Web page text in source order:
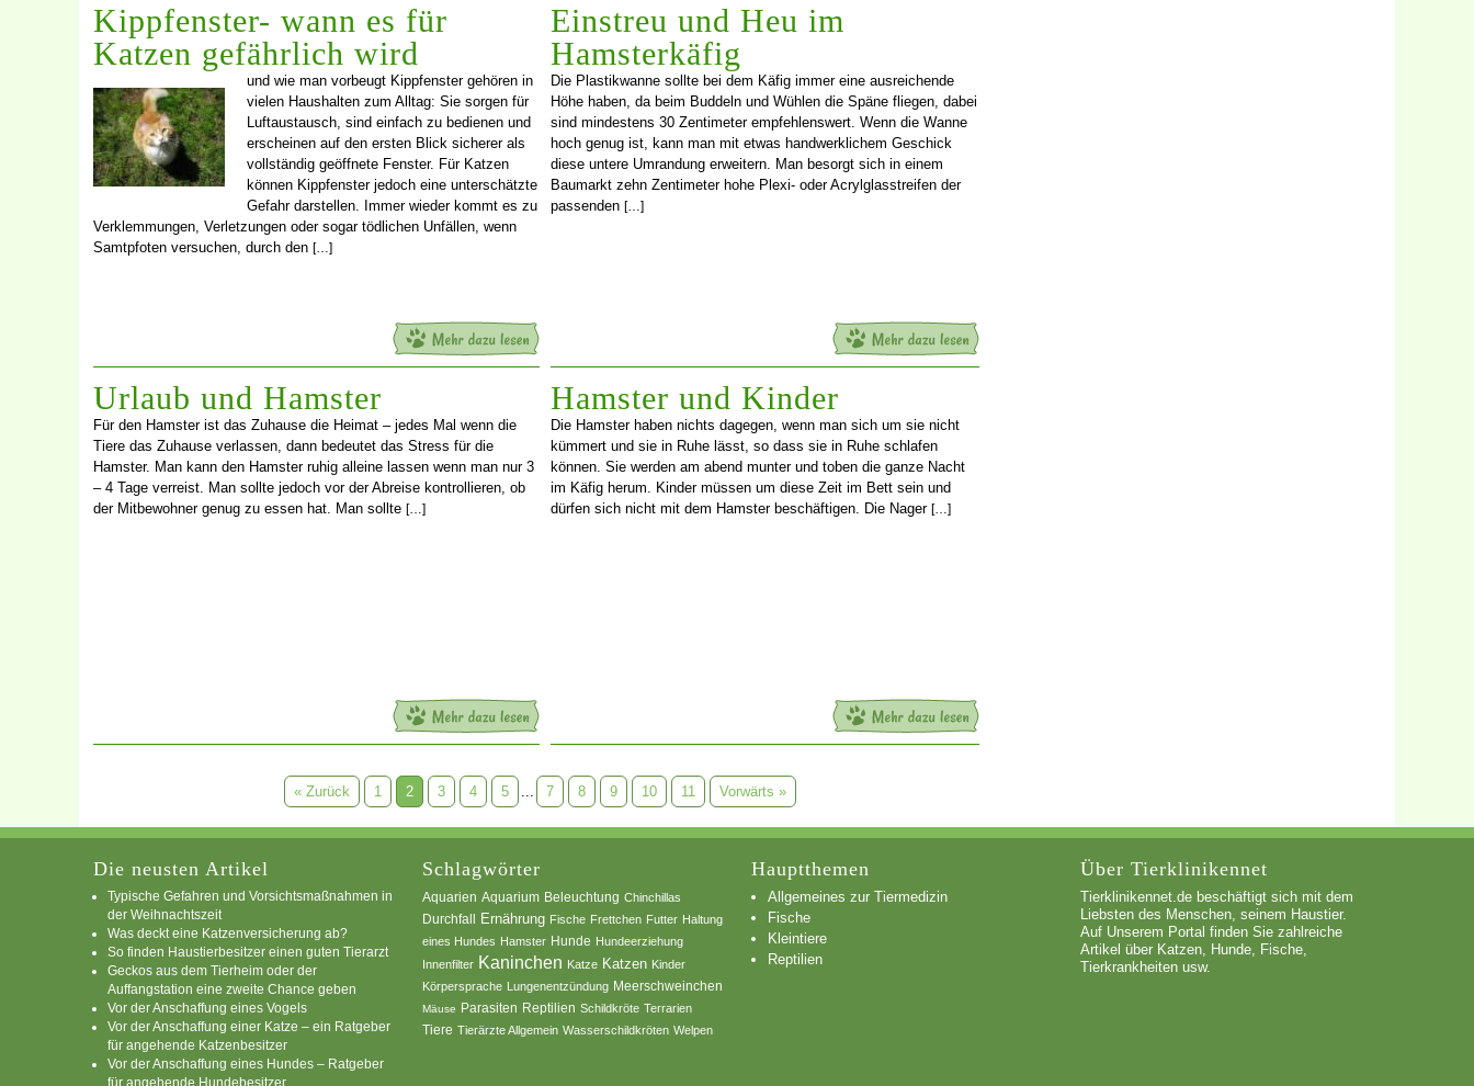
Kippfenster- wann es für
Katzen gefährlich wird
und wie man vorbeugt Kippfenster gehören in
vielen Haushalten zum Alltag: Sie sorgen für
Luftaustausch, sind einfach zu bedienen und
erscheinen auf den ersten Blick sicherer als
vollständig geöffnete Fenster. Für Katzen
können Kippfenster jedoch eine unterschätzte
Gefahr darstellen. Immer wieder kommt es zu
Verklemmungen, Verletzungen oder sogar tödlichen Unfällen, wenn
Samtpfoten versuchen, durch den […]
Einstreu und Heu im
Hamsterkäfig
Die Plastikwanne sollte bei dem Käfig immer eine ausreichende
Höhe haben, da beim Buddeln und Wühlen die Späne fliegen, dabei
sind mindestens 30 Zentimeter empfehlenswert. Wenn die Wanne
hoch genug ist, kann man mit etwas handwerklichem Geschick
diese untere Umrandung erweitern. Man besorgt sich in einem
Baumarkt zehn Zentimeter hohe Plexi- oder Acrylglasstreifen der
passenden […]
Urlaub und Hamster
Für den Hamster ist das Zuhause die Heimat – jedes Mal wenn die
Tiere das Zuhause verlassen, dann bedeutet das Stress für die
Hamster. Man kann den Hamster ruhig alleine lassen wenn man nur 3
– 4 Tage verreist. Man sollte jedoch vor der Abreise kontrollieren, ob
der Mitbewohner genug zu essen hat. Man sollte […]
Hamster und Kinder
Die Hamster haben nichts dagegen, wenn man sich um sie nicht
kümmert und sie in Ruhe lässt, so dass sie in Ruhe schlafen
können. Sie werden am abend munter und toben die ganze Nacht
im Käfig herum. Kinder müssen um diese Zeit im Bett sein und
dürfen sich nicht mit dem Hamster beschäftigen. Die Nager […]
« Zurück 1 2 3 4 5 7 8 9 10 11 Vorwärts »
Die neusten Artikel
Typische Gefahren und Vorsichtsmaßnahmen in
der Weihnachtszeit
Was deckt eine Katzenversicherung ab?
So finden Haustierbesitzer einen guten Tierarzt
Geckos aus dem Tierheim oder der
Auffangstation eine zweite Chance geben
Vor der Anschaffung eines Vogels
Vor der Anschaffung einer Katze – ein Ratgeber
für angehende Katzenbesitzer
Vor der Anschaffung eines Hundes – Ratgeber
für angehende Hundebesitzer
Schlagwörter
Aquarien Aquarium Beleuchtung Chinchillas
Durchfall Ernährung Fische Frettchen Futter Haltung
eines Hundes Hamster Hunde Hundeerziehung
Innenfilter Kaninchen Katze Katzen Kinder
Körpersprache Lungenentzündung Meerschweinchen
Mäuse Parasiten Reptilien Schildkröte Terrarien
Tiere Tierärzte Allgemein Wasserschildkröten Welpen
Hauptthemen
Allgemeines zur Tiermedizin
Fische
Kleintiere
Reptilien
Über Tierklinikennet
Tierklinikennet.de beschäftigt sich mit dem
Liebsten des Menschen, seinem Haustier.
Auf Unserem Portal finden Sie zahlreiche
Artikel über Katzen, Hunde, Fische,
Tierkrankheiten usw.